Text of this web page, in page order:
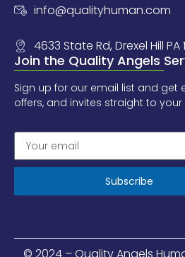
info@qualityhuman.com
4633 State Rd, Drexel Hill PA
Join the Quality Angels
Sign up for our email list and get
offers, and invites straight to your
Subscribe